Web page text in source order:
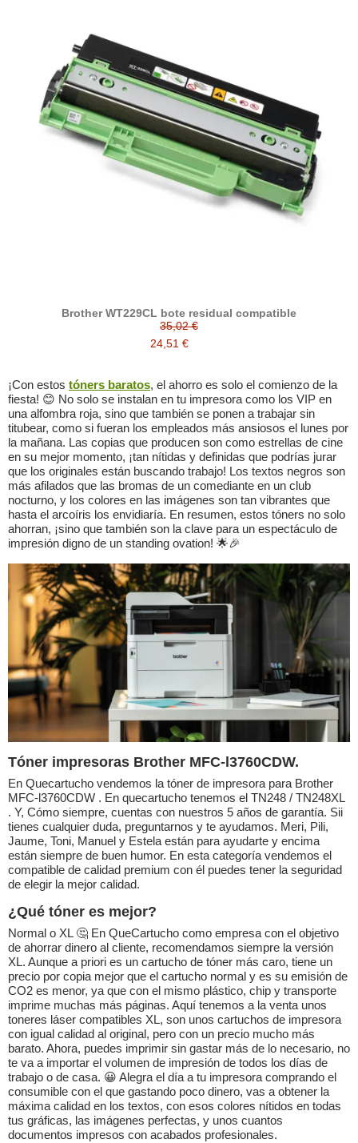
Brother WT229CL bote residual compatible
35,02 €
24,51 €
¡Con estos tóners baratos, el ahorro es solo el comienzo de la
fiesta! 😊 No solo se instalan en tu impresora como los VIP en
una alfombra roja, sino que también se ponen a trabajar sin
titubear, como si fueran los empleados más ansiosos el lunes por
la mañana. Las copias que producen son como estrellas de cine
en su mejor momento, ¡tan nítidas y definidas que podrías jurar
que los originales están buscando trabajo! Los textos negros son
más afilados que las bromas de un comediante en un club
nocturno, y los colores en las imágenes son tan vibrantes que
hasta el arcoíris los envidiaría. En resumen, estos tóners no solo
ahorran, ¡sino que también son la clave para un espectáculo de
impresión digno de un standing ovation! 🌟🎉
Tóner impresoras Brother MFC-l3760CDW.
En Quecartucho vendemos la tóner de impresora para Brother
MFC-l3760CDW . En quecartucho tenemos el TN248 / TN248XL
. Y, Cómo siempre, cuentas con nuestros 5 años de garantía. Sii
tienes cualquier duda, preguntarnos y te ayudamos. Meri, Pili,
Jaume, Toni, Manuel y Estela están para ayudarte y encima
están siempre de buen humor. En esta categoría vendemos el
compatible de calidad premium con él puedes tener la seguridad
de elegir la mejor calidad.
¿Qué tóner es mejor?
Normal o XL 🤔 En QueCartucho como empresa con el objetivo
de ahorrar dinero al cliente, recomendamos siempre la versión
XL. Aunque a priori es un cartucho de tóner más caro, tiene un
precio por copia mejor que el cartucho normal y es su emisión de
CO2 es menor, ya que con el mismo plástico, chip y transporte
imprime muchas más páginas. Aquí tenemos a la venta unos
toneres láser compatibles XL, son unos cartuchos de impresora
con igual calidad al original, pero con un precio mucho más
barato. Ahora, puedes imprimir sin gastar más de lo necesario, no
te va a importar el volumen de impresión de todos los días de
trabajo o de casa. 😀 Alegra el día a tu impresora comprando el
consumible con el que gastando poco dinero, vas a obtener la
máxima calidad en los textos, con esos colores nítidos en todas
tus gráficas, las imágenes perfectas, y unos cuantos
documentos impresos con acabados profesionales.